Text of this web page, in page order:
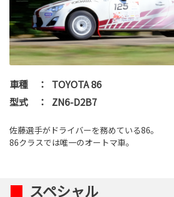
車種 ：
TOYOTA 86
型式
： ZN6-D2B7
佐藤選手がドライバーを務めている86。
86クラスでは唯一のオートマ車。
■ スペシャル